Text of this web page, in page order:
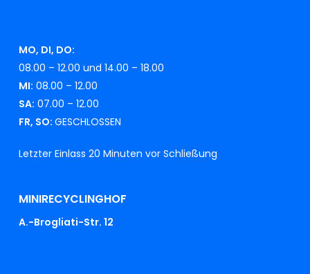
MO, DI, DO:
08.00 – 12.00 und 14.00 – 18.00
MI: 08.00 – 12.00
SA: 07.00 – 12.00
FR, SO: GESCHLOSSEN
Letzter Einlass 20 Minuten vor Schließung
MINIRECYCLINGHOF
A.-Brogliati-Str. 12